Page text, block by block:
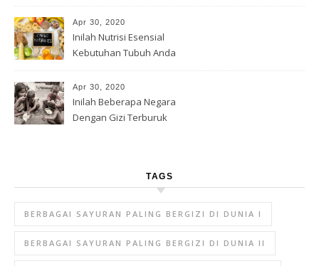
Apr 30, 2020
Inilah Nutrisi Esensial
Kebutuhan Tubuh Anda
Apr 30, 2020
Inilah Beberapa Negara
Dengan Gizi Terburuk
TAGS
BERBAGAI SAYURAN PALING BERGIZI DI DUNIA I
BERBAGAI SAYURAN PALING BERGIZI DI DUNIA II